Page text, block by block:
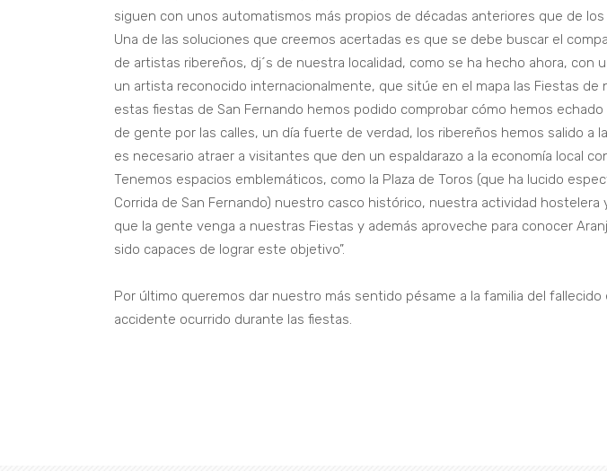
siguen con unos automatismos más propios de décadas anteriores que de
Una de las soluciones que creemos acertadas es que se debe buscar el
de artistas ribereños, dj´s de nuestra localidad, como se ha hecho ahora, con
un artista reconocido internacionalmente, que sitúe en el mapa las Fiestas de
estas fiestas de San Fernando hemos podido comprobar cómo hemos
de gente por las calles, un día fuerte de verdad, los ribereños hemos salido a
es necesario atraer a visitantes que den un espaldarazo a la economía local
Tenemos espacios emblemáticos, como la Plaza de Toros (que ha lucido
Corrida de San Fernando) nuestro casco histórico, nuestra actividad hostelera
que la gente venga a nuestras Fiestas y además aproveche para conocer
sido capaces de lograr este objetivo”.
Por último queremos dar nuestro más sentido pésame a la familia del fallecido
accidente ocurrido durante las fiestas.